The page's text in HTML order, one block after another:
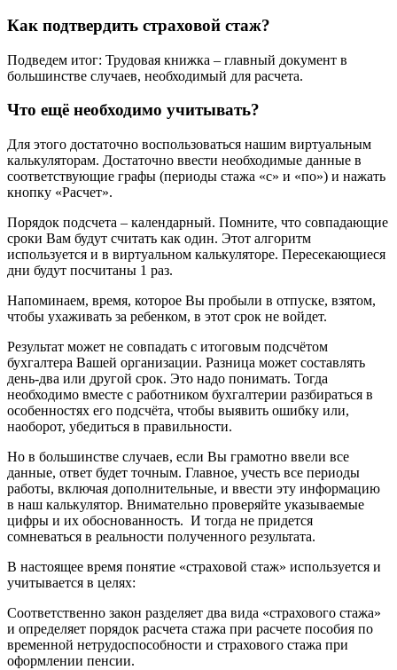
Как подтвердить страховой стаж?
Подведем итог: Трудовая книжка – главный документ в
большинстве случаев, необходимый для расчета.
Что ещё необходимо учитывать?
Для этого достаточно воспользоваться нашим виртуальным
калькуляторам. Достаточно ввести необходимые данные в
соответствующие графы (периоды стажа «с» и «по») и нажать
кнопку «Расчет».
Порядок подсчета – календарный. Помните, что совпадающие
сроки Вам будут считать как один. Этот алгоритм
используется и в виртуальном калькуляторе. Пересекающиеся
дни будут посчитаны 1 раз.
Напоминаем, время, которое Вы пробыли в отпуске, взятом,
чтобы ухаживать за ребенком, в этот срок не войдет.
Результат может не совпадать с итоговым подсчётом
бухгалтера Вашей организации. Разница может составлять
день-два или другой срок. Это надо понимать. Тогда
необходимо вместе с работником бухгалтерии разбираться в
особенностях его подсчёта, чтобы выявить ошибку или,
наоборот, убедиться в правильности.
Но в большинстве случаев, если Вы грамотно ввели все
данные, ответ будет точным. Главное, учесть все периоды
работы, включая дополнительные, и ввести эту информацию
в наш калькулятор. Внимательно проверяйте указываемые
цифры и их обоснованность. И тогда не придется
сомневаться в реальности полученного результата.
В настоящее время понятие «страховой стаж» используется и
учитывается в целях:
Соответственно закон разделяет два вида «страхового стажа»
и определяет порядок расчета стажа при расчете пособия по
временной нетрудоспособности и страхового стажа при
оформлении пенсии.